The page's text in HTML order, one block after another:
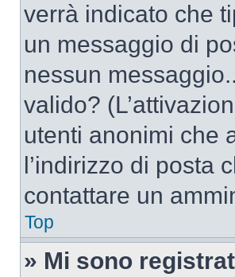
verrà indicato che
un messaggio di
nessun
valido?
utenti anonimi che
l’indirizzo di posta
contattare un
Top
» Mi sono